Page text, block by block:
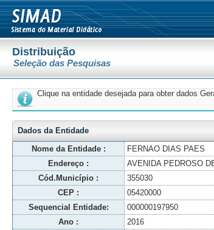
Distribuição
Seleção das Pesquisas
Clique na entidade desejada para obter dados
Dados da Entidade
Nome da Entidade :
FERNAO DIAS PAES
Endereço :
AVENIDA PEDROSO
Cód.Município :
355030
CEP :
05420000
Sequencial Entidade:
000000197950
Ano :
2016